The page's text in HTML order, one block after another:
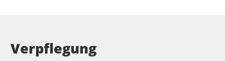
Verpflegung